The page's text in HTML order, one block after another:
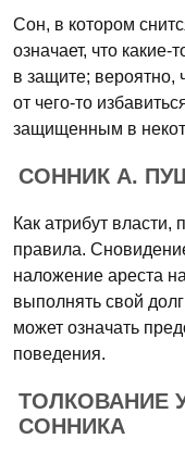
Сон, в котором
означает, что
в защите; вероятно,
от чего-то
защищенным в
СОННИК А.
Как атрибут
правила.
наложение ареста
выполнять свой
может означать
поведения.
ТОЛКОВАНИЕ
СОННИКА